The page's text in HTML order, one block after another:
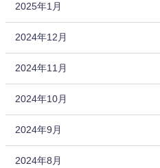
2025年1月
2024年12月
2024年11月
2024年10月
2024年9月
2024年8月